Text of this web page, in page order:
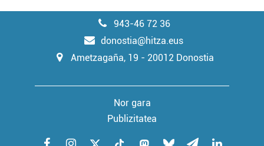
943-46 72 36
donostia@hitza.eus
Ametzagaña, 19 - 20012 Donostia
Nor gara
Publizitatea